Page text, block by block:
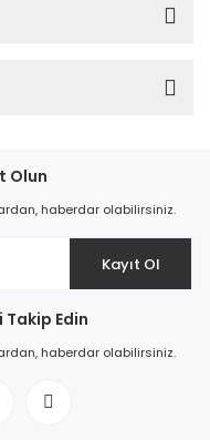
Olun
haberdar olabilirsiniz.
Kayıt Ol
Edin
haberdar olabilirsiniz.